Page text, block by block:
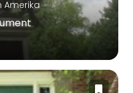
Amerika